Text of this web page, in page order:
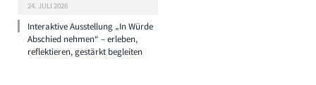
24. JULI 2026
Interaktive Ausstellung „In Würde
Abschied nehmen“ – erleben,
reflektieren, gestärkt begleiten